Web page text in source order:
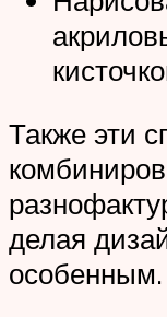
Также эти
делая
особенным.